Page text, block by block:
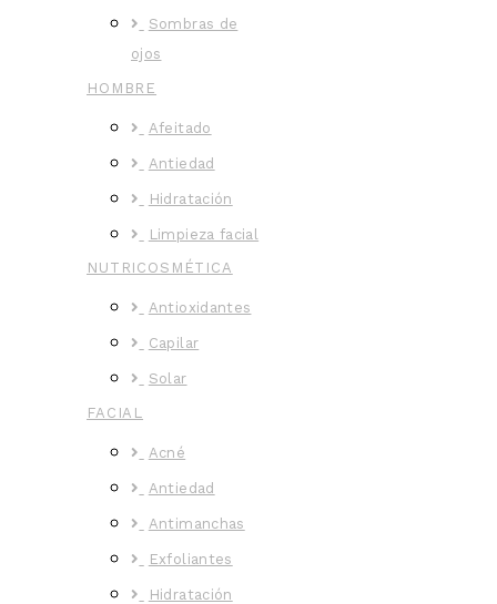
Sombras de
ojos
HOMBRE
Afeitado
Antiedad
Hidratación
Limpieza facial
NUTRICOSMÉTICA
Antioxidantes
Capilar
Solar
FACIAL
Acné
Antiedad
Antimanchas
Exfoliantes
Hidratación